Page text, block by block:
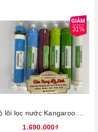
31%
1.690.000₫